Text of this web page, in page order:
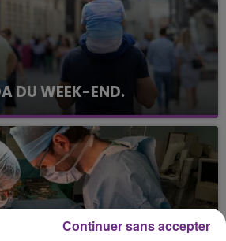
DU WEEK-END.
Continuer sans accepter